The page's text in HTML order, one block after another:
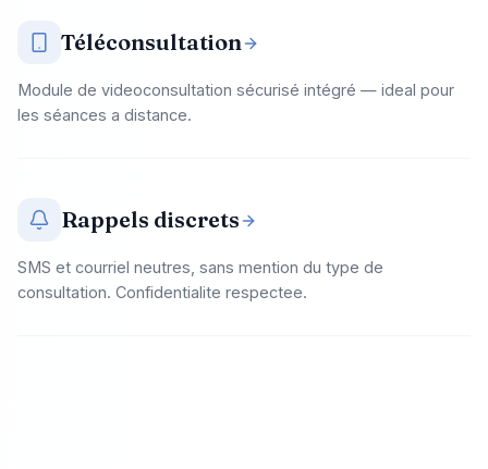
Téléconsultation
Module de videoconsultation sécurisé intégré — ideal pour
les séances a distance.
Rappels discrets
SMS et courriel neutres, sans mention du type de
consultation. Confidentialite respectee.